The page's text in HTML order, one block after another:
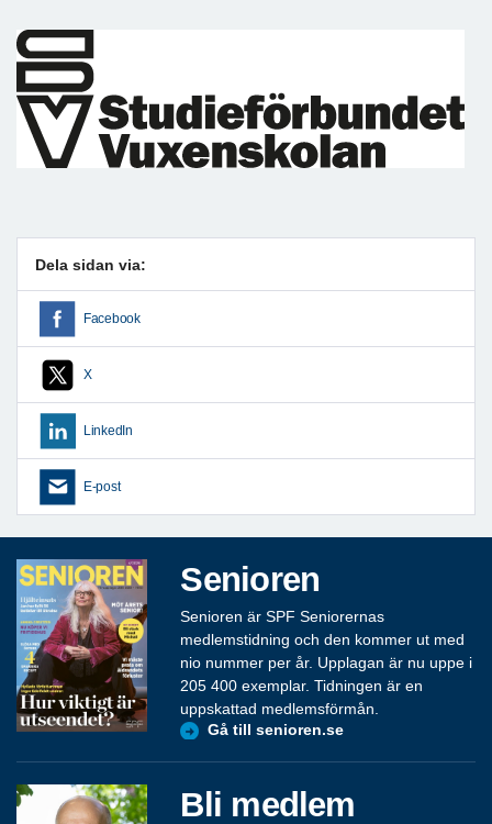
Dela sidan via:
Facebook
X
LinkedIn
E-post
Senioren
Senioren är SPF Seniorernas
medlemstidning och den kommer ut med
nio nummer per år. Upplagan är nu uppe i
205 400 exemplar. Tidningen är en
uppskattad medlemsförmån.
Gå till senioren.se
Bli medlem